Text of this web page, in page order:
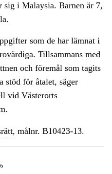
sig i Malaysia. Barnen är 7,
som de har lämnat i
Tillsammans med
och föremål som tagits
stöd för åtalet, säger
vid Västerorts
målnr. B10423-13.